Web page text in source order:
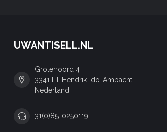
UWANTISELL.NL
Grotenoord 4
3341 LT Hendrik-Ido-Ambacht
Nederland
31(0)85-0250119